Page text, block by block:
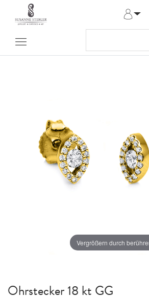
Vergrößern durch
Ohrstecker 18 kt GG